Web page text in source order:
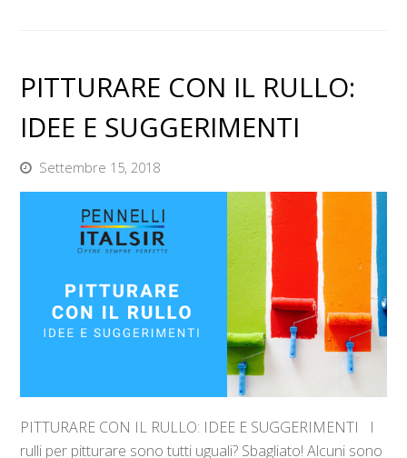
PITTURARE CON IL RULLO:
IDEE E SUGGERIMENTI
Settembre 15, 2018
PITTURARE CON IL RULLO: IDEE E SUGGERIMENTI I
rulli per pitturare sono tutti uguali? Sbagliato! Alcuni sono